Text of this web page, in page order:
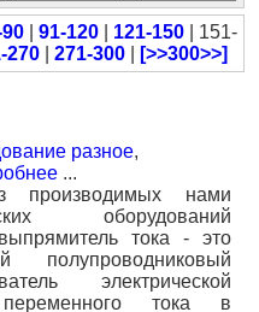
| 91-120| 121-150| 151-
270 271-300 [>>300>>]
разное,
...
производимых нами
оборудований
тока - это
полупроводниковый
электрической
тока в